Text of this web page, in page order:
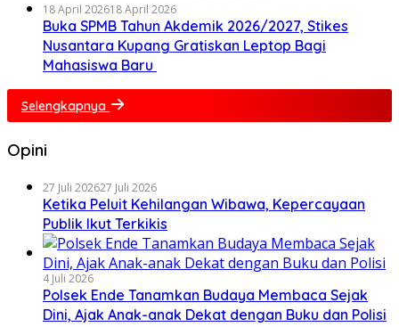
18 April 202618 April 2026
Buka SPMB Tahun Akdemik 2026/2027, Stikes
Nusantara Kupang Gratiskan Leptop Bagi
Mahasiswa Baru
Selengkapnya
Opini
27 Juli 202627 Juli 2026
Ketika Peluit Kehilangan Wibawa, Kepercayaan
Publik Ikut Terkikis
4 Juli 2026
Polsek Ende Tanamkan Budaya Membaca Sejak
Dini, Ajak Anak-anak Dekat dengan Buku dan Polisi